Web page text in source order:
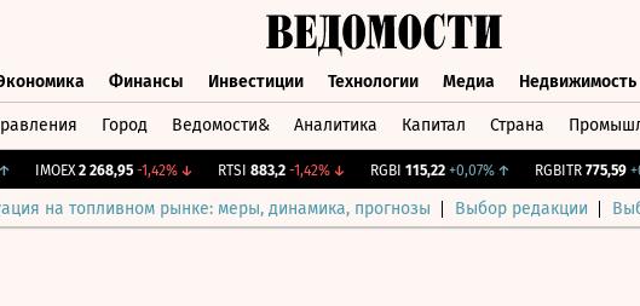
Финансы Инвестиции Технологии Медиа Недвижимость
Город Ведомости& Аналитика Капитал Страна
IMOEX 2 268,95 -1,42%↓ RTSI 883,2 -1,42%↓ RGBI 115,22 +0,07%↑ RGBITR 775,59
на топливном рынке: меры, динамика, прогнозы Выбор редакции